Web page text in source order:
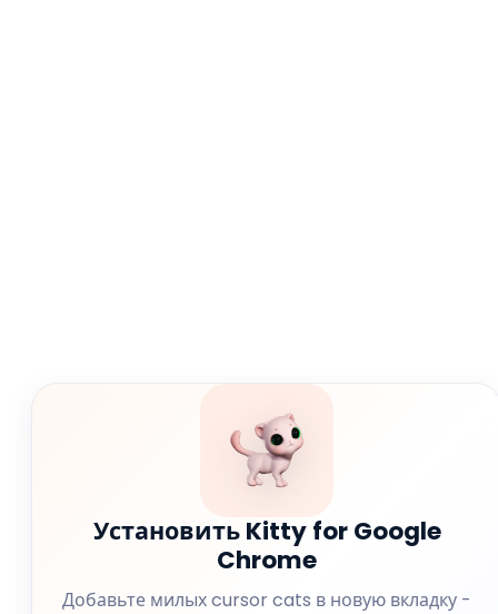
Установить Kitty for Google
Chrome
Добавьте милых cursor cats в новую вкладку -